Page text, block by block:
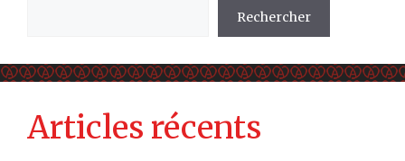
Rechercher
Articles récents